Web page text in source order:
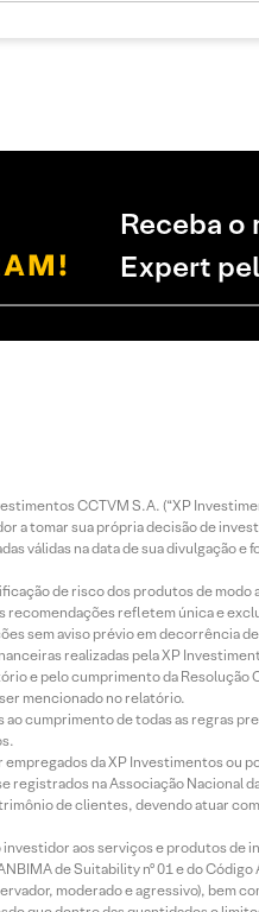
Receba
Expert
CCTVM S.A. (“XP
a tomar sua própria decisão de
válidas na data de sua divulgação
de risco dos produtos de
recomendações refletem única e
sem aviso prévio em decorrência
realizadas pela XP
e pelo cumprimento da Resolução
mencionado no relatório.
cumprimento de todas as regras
da XP Investimentos ou
registrados na Associação
de clientes, devendo atuar
investidor aos serviços e produtos
de Suitability nº 01 e do
moderado e agressivo), bem